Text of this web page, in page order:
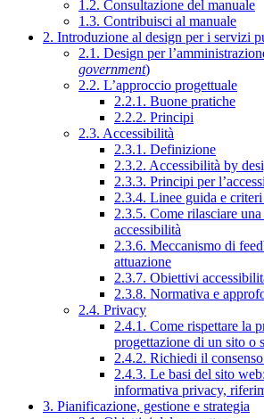
1.2. Consultazione del manuale
1.3. Contribuisci al manuale
2. Introduzione al design per i servizi
2.1. Design per
government)
2.2. L’approccio progettuale
2.2.1. Buone pratiche
2.2.2. Principi
2.3. Accessibilità
2.3.1. Definizione
2.3.2. Accessibilità by
2.3.3. Principi per
2.3.4. Linee guida e criteri
2.3.5. Come rilasciare
accessibilità
2.3.6. Meccanismo di
attuazione
2.3.7. Obiettivi
2.3.8. Normativa e
2.4. Privacy
2.4.1. Come rispettare la
progettazione di un sito o
2.4.2. Richiedi il
2.4.3. Le basi del sito
informativa privacy,
3. Pianificazione, gestione e strategia